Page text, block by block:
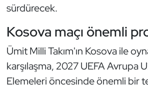
sürdürecek.
Kosova maçı önemli
Ümit Milli Takım'ın Kosova ile
karşılaşma, 2027 UEFA Avrupa
Elemeleri öncesinde önemli bir
Hentbol
İşitme Engelli Sporcular
Judo ve Kuraş
Kano ve Rafting